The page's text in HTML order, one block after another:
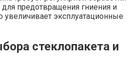
предотвращения гниения и
увеличивает эксплуатационные
стеклопакета и